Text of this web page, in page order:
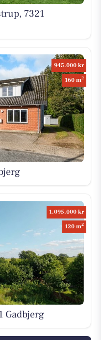
7321
945.000 kr
160 m2
1.095.000 kr
120 m2
Gadbjerg